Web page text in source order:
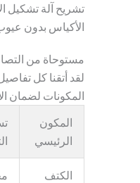
تشريح آلة تشكيل
الأكياس بدون
مستوحاة من
لقد أتقنا كل
المكونات لضمان
المكون
الرئيسي
الكتف